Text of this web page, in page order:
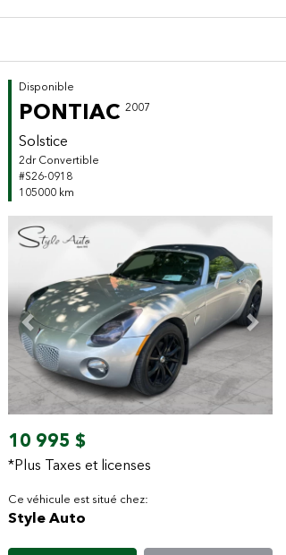
Disponible
PONTIAC 2007
Solstice
2dr Convertible
#S26-0918
105000 km
Previous Next
10 995 $
*Plus Taxes et licenses
Ce véhicule est situé chez:
Style Auto